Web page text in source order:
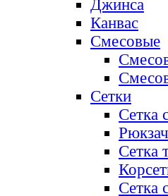
Джинса
Канвас
Смесовые
Сетки
Сетка
Сетка
Сетка